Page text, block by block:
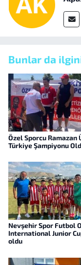
Bunlar da
Özel Sporcu Ramazan
Türkiye Şampiyonu
Nevşehir Spor Futbol
International Junior
oldu